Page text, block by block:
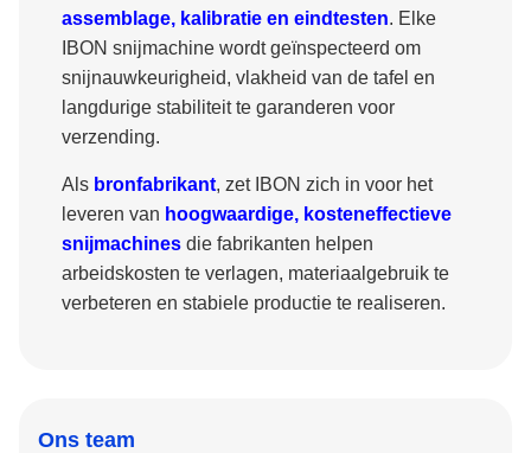
assemblage, kalibratie en eindtesten. Elke
IBON snijmachine wordt geïnspecteerd om
snijnauwkeurigheid, vlakheid van de tafel en
langdurige stabiliteit te garanderen voor
verzending.
Als bronfabrikant, zet IBON zich in voor het
leveren van hoogwaardige, kosteneffectieve
snijmachines die fabrikanten helpen
arbeidskosten te verlagen, materiaalgebruik te
verbeteren en stabiele productie te realiseren.
Ons team